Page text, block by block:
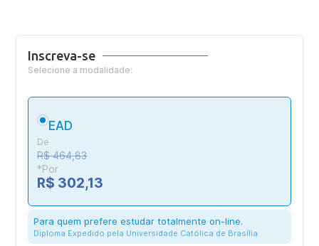
Inscreva-se
Selecione a modalidade:
EAD
De
R$ 464,83
*Por
R$ 302,13
Para quem prefere estudar totalmente on-line.
Diploma Expedido pela Universidade Católica de Brasília